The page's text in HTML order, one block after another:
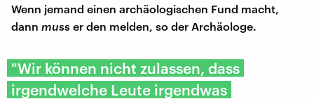
Wenn jemand einen archäologischen Fund macht,
dann muss er den melden, so der Archäologe.
"Wir können nicht zulassen, dass
irgendwelche Leute irgendwas